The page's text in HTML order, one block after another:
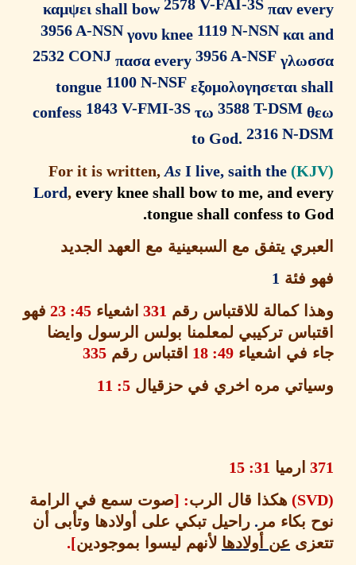
καμψει shall bow2578 V-FAI-3Sπαν
3956 A-NSNγονυ knee1119 N-NSNκαι
2532 CONJ πασα every3956 A-NSF
tongue1100 N-NSFεξομολογησεται
confess1843 V-FMI-3Sτω3588 T-DSM
to God.2316 N-
For it is written,
As I live, saith the
Lord,every knee shall bow to me, and
tongue shall confess to
يتفق مع السبعينية مع العهد الجديد
فئة1
كمالة للاقتباس رقم 331 اشعياء 45: 23
فهو
تركيبي لمعلمنا بولس الرسول وايضا
في اشعياء 49: 18 اقتباس رقم 335
مره اخري في حزقيال5: 11
ارميا31: 15
هكذا قال الرب : [ صوت سمع في الرامة
بكاء مر.راحيل تبكي على أولادها وتأبى أن
عن أولادها لأنهم ليسوا بموجودين].